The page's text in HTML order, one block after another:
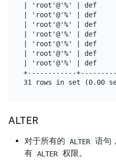
| 'root'@'%' | def
| 'root'@'%' | def
| 'root'@'%' | def
| 'root'@'%' | def
| 'root'@'%' | def
| 'root'@'%' | def
| 'root'@'%' | def
+------------
ALTER
对于所有的 ALTER
语句
有 ALTER
权限。